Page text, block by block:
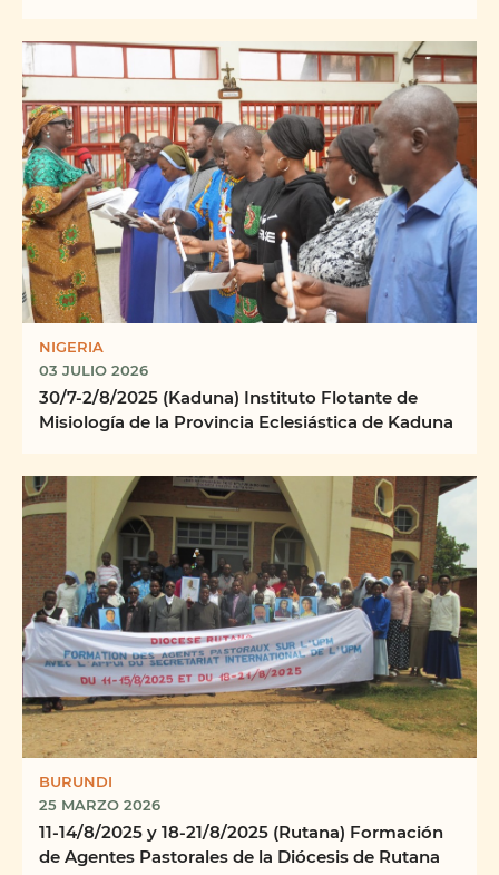
NIGERIA
03 JULIO 2026
30/7-2/8/2025 (Kaduna) Instituto Flotante de
Misiología de la Provincia Eclesiástica de Kaduna
BURUNDI
25 MARZO 2026
11-14/8/2025 y 18-21/8/2025 (Rutana) Formación
de Agentes Pastorales de la Diócesis de Rutana